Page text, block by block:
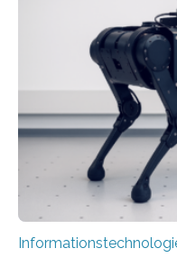
Herausforderungen.
Prozessoren stoßen an
viel Energie, die
sind voneinander
bremst komplexe
immer größer werden
verarbeiten müssen,
Rechenarchitekturen.
rücken dabei